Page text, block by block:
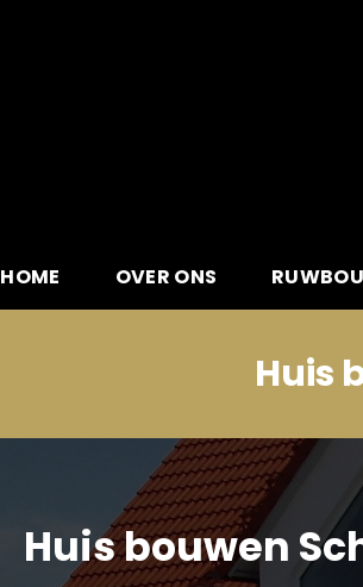
HOME OVER ONS
Huis
Huis bouwen